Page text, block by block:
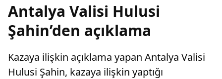
Antalya Valisi Hulusi
Şahin’den açıklama
Kazaya ilişkin açıklama yapan Antalya Valisi
Hulusi Şahin, kazaya ilişkin yaptığı